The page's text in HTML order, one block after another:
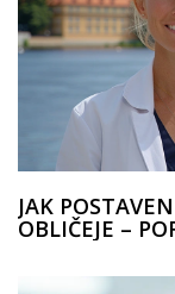
JAK
OBLIČEJE –